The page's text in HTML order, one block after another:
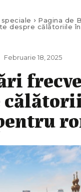
Pagina de
despre călătoriile
Februarie 18, 2025